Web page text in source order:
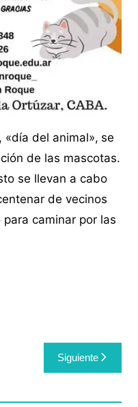
del animal», se
de las mascotas.
se llevan a cabo
de vecinos
caminar por las
Siguiente